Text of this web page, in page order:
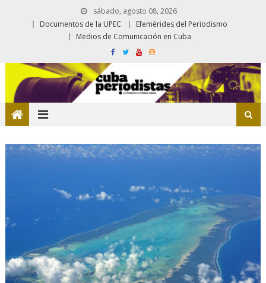
sábado, agosto 08, 2026
Documentos de la UPEC
Efemérides del Periodismo
Medios de Comunicación en Cuba